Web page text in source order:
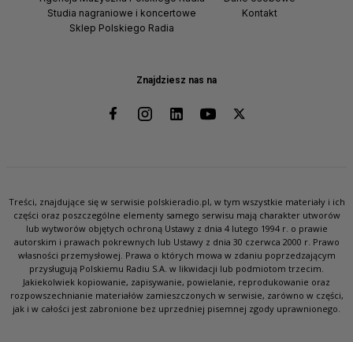
Znajdziesz nas na
Studia nagraniowe i koncertowe
Sklep Polskiego Radia
Kontakt
Treści, znajdujące się w serwisie polskieradio.pl, w tym wszystkie materiały i ich
części oraz poszczególne elementy samego serwisu mają charakter utworów
lub wytworów objętych ochroną Ustawy z dnia 4 lutego 1994 r. o prawie
autorskim i prawach pokrewnych lub Ustawy z dnia 30 czerwca 2000 r. Prawo
własności przemysłowej. Prawa o których mowa w zdaniu poprzedzającym
przysługują Polskiemu Radiu S.A. w likwidacji lub podmiotom trzecim.
Jakiekolwiek kopiowanie, zapisywanie, powielanie, reprodukowanie oraz
rozpowszechnianie materiałów zamieszczonych w serwisie, zarówno w części,
jak i w całości jest zabronione bez uprzedniej pisemnej zgody uprawnionego.